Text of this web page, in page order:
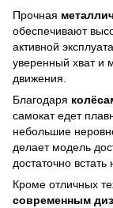
Прочная
обеспечивают
активной
уверенный хват и
движения.
Благодаря
самокат едет
небольшие
делает модель
достаточно
Кроме отличных
современным